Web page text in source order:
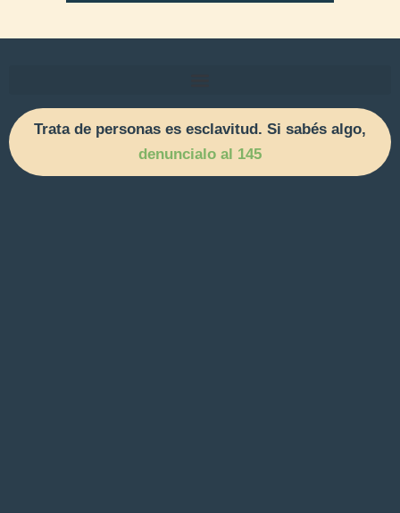
Trata de personas es esclavitud. Si sabés algo,
denuncialo al 145